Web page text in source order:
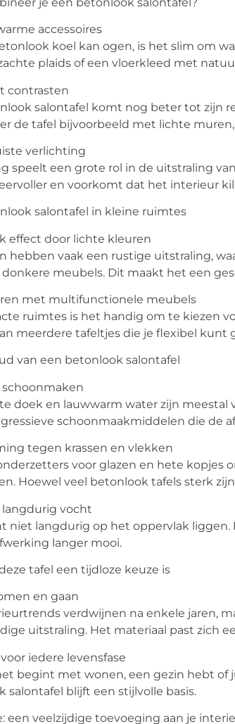
accessoires
koel kan ogen, is het slim om
plaids of een vloerkleed met
contrasten
salontafel komt nog beter tot zijn
de tafel bijvoorbeeld met lichte
verlichting
speelt een grote rol in de uitstraling
en voorkomt dat het interieur
salontafel in kleine ruimtes
effect door lichte kleuren
hebben vaak een rustige uitstraling,
meubels. Dit maakt het een
met multifunctionele meubels
ruimtes is het handig om te kiezen
meerdere tafeltjes die je flexibel kunt
van een betonlook salontafel
schoonmaken
doek en lauwwarm water zijn
schoonmaakmiddelen die de
tegen krassen en vlekken
voor glazen en hete kopjes
Hoewel veel betonlook tafels sterk
langdurig vocht
niet langdurig op het oppervlak
langer mooi.
tafel een tijdloze keuze is
en gaan
verdwijnen na enkele jaren,
uitstraling. Het materiaal past zich
iedere levensfase
begint met wonen, een gezin hebt of
salontafel blijft een stijlvolle basis.
een veelzijdige toevoeging aan je